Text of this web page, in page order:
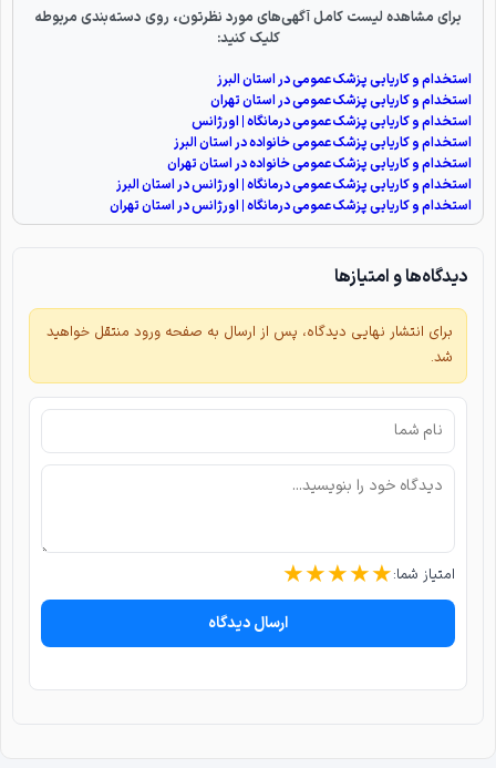
برای مشاهده لیست کامل آگهی‌های مورد نظرتون، روی دسته‌بندی مربوطه
کلیک کنید:
استخدام و کاریابی پزشک عمومی در استان البرز
استخدام و کاریابی پزشک عمومی در استان تهران
استخدام و کاریابی پزشک عمومی درمانگاه | اورژانس
استخدام و کاریابی پزشک عمومی خانواده در استان البرز
استخدام و کاریابی پزشک عمومی خانواده در استان تهران
استخدام و کاریابی پزشک عمومی درمانگاه | اورژانس در استان البرز
استخدام و کاریابی پزشک عمومی درمانگاه | اورژانس در استان تهران
دیدگاه‌ها و امتیازها
برای انتشار نهایی دیدگاه، پس از ارسال به صفحه ورود منتقل خواهید
شد.
امتیاز شما: ★★★★★
ارسال دیدگاه